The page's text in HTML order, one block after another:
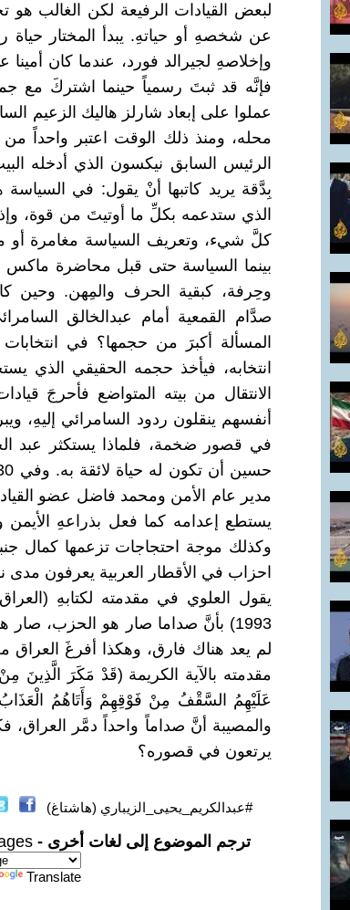
لبعض القيادات الرفيعة لكن الغالب
عن شخصهِ أو حياتهِ. يبدأ المختار حياة
وإخلاصهِ لجيرالد فورد، عندما كان
فإنَّه قد ثبتَ رسمياً حينما اشتركَ مع
عملوا على إبعاد شارلز هاليك الزعيم
محله، ومنذ ذلك الوقت اعتبر واحداً من
الرئيس السابق نيكسون الذي أدخله
بِدَّقة يريد كاتبها أنْ يقول: في
الذي ستدعمه بكلِّ ما أوتيتَ من قوة،
كلَّ شيء، وتعريف السياسة مغامرة أو
بينما السياسة حتى قبل محاضرة
وحِرفة، كبقية الحرف والمِهن.
صدَّام القمعية أمام عبدالخالق
المسألة أكبرَ من حجمها؟ في انتخابات
انتخابه، فيأخذ حجمه الحقيقي
الانتقال من بيته المتواضع فأحرجَ
أنفسهم ينقلون ردود السامرائي إليهِ،
في قصور ضخمة، فلماذا يستكثر عبد
مدير عام الأمن ومحمد فاضل عضو
يستطع إعدامه كما فعل بذراعهِ الأيمن
وكذلك موجة احتجاجات تزعمها كمال
احزاب في الأقطار العربية يعرفون مدى
يقول العلوي في مقدمته لكتابهِ
1993) بأنَّ صداما صار هو الحزب،
لم يعد هناك فارق، وهكذا أفرغَ العراق
مقدمته بالآية الكريمة (قَدْ مَكَرَ الَّذِينَ
والمصيبة أنَّ صداماً واحداً دمَّر العراق،
يرتعون في قصوره؟
#عبدالكريم_يحيى_الزيباري (هاشتاغ)
ترجم الموضوع إلى لغات أخرى -
Translate